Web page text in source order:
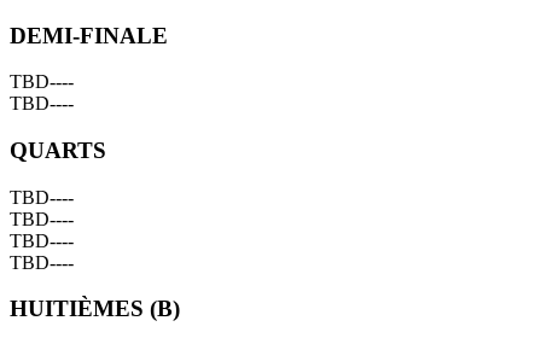
DEMI-FINALE
TBD----
TBD----
QUARTS
TBD----
TBD----
TBD----
TBD----
HUITIÈMES (B)